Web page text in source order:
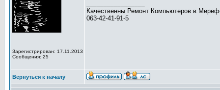
Зарегистрирован: 17.11.2013
Сообщения: 25
Качественны Ремонт Компьютеров в
063-42-41-91-5
Вернуться к началу